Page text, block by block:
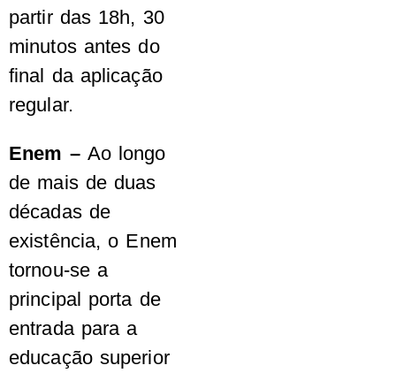
partir das 18h, 30
minutos antes do
final da aplicação
regular.
Enem – Ao longo
de mais de duas
décadas de
existência, o Enem
tornou-se a
principal porta de
entrada para a
educação superior